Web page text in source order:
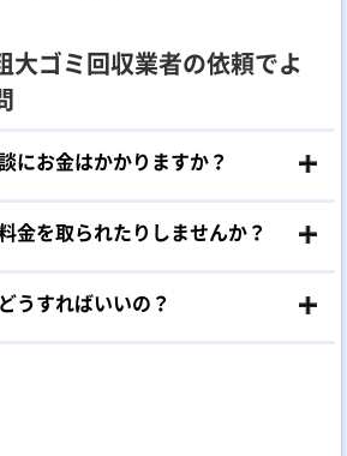
大ゴミ回収業者の依頼でよ
にお金はかかりますか？
金を取られたりしませんか？
うすればいいの？